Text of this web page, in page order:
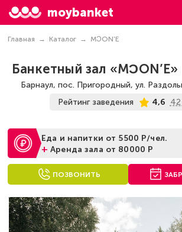
moybanket
Главная Каталог MƆON’E
Банкетный зал
Барнаул, пос. Пригородный, ул.
Рейтинг заведения 4,6 42
Еда и напитки от 5500 Р/чел.
+ Аренда зала от 80000 Р
ПОЗВОНИТЬ